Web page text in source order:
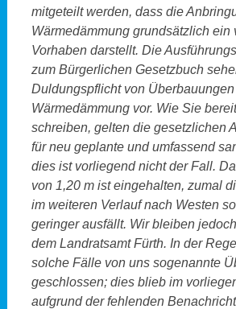
mitgeteilt werden, dass die
Wärmedämmung grundsätzlich ein
Vorhaben darstellt. Die
zum Bürgerlichen Gesetzbuch
Duldungspflicht von
Wärmedämmung vor. Wie Sie
schreiben, gelten die gesetzlichen
für neu geplante und umfassend
dies ist vorliegend nicht der Fall.
von 1,20 m ist eingehalten, zumal
im weiteren Verlauf nach Westen
geringer ausfällt. Wir bleiben
dem Landratsamt Fürth. In der
solche Fälle von uns sogenannte
geschlossen; dies blieb im
aufgrund der fehlenden